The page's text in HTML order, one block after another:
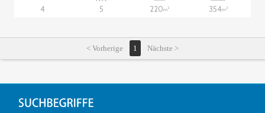
4 5 220m2 354m2
< Vorherige 1 Nächste >